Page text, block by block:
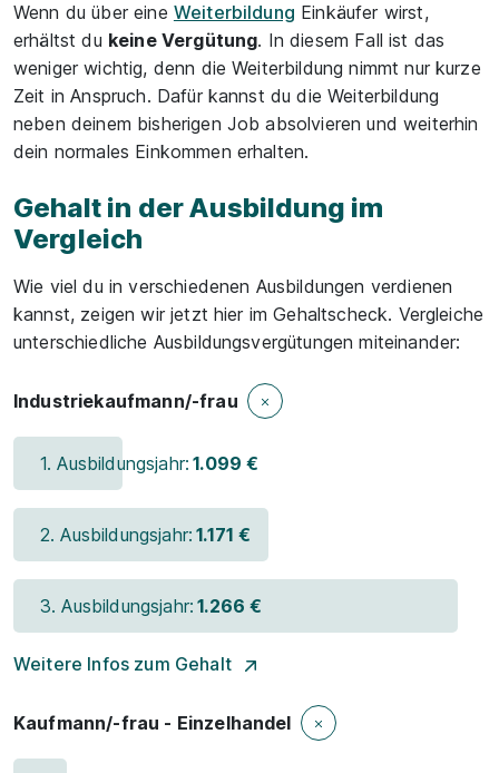
Wenn du über eine Weiterbildung Einkäufer wirst,
erhältst du keine Vergütung. In diesem Fall ist das
weniger wichtig, denn die Weiterbildung nimmt nur kurze
Zeit in Anspruch. Dafür kannst du die Weiterbildung
neben deinem bisherigen Job absolvieren und weiterhin
dein normales Einkommen erhalten.
Gehalt in der Ausbildung im
Vergleich
Wie viel du in verschiedenen Ausbildungen verdienen
kannst, zeigen wir jetzt hier im Gehaltscheck. Vergleiche
unterschiedliche Ausbildungsvergütungen miteinander:
Industriekaufmann/-frau
1. Ausbildungsjahr: 1.099 €
2. Ausbildungsjahr: 1.171 €
3. Ausbildungsjahr: 1.266 €
Weitere Infos zum Gehalt
Kaufmann/-frau - Einzelhandel